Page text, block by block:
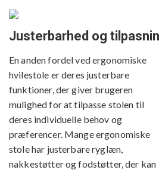
Justerbarhed og
En anden fordel ved ergonomiske
hvilestole er deres justerbare
funktioner, der giver brugeren
mulighed for at tilpasse stolen til
deres individuelle behov og
præferencer. Mange ergonomiske
stole har justerbare ryglæn,
nakkestøtter og fodstøtter, der kan